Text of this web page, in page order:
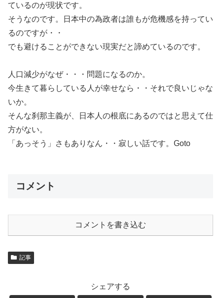
ているのが現状です。
そうなのです。日本中の為政者は誰もが危機感を持ってい
るのですが・・
でも避けることができない現実だと諦めているのです。
人口減少がなぜ・・・問題になるのか。
今生きて暮らしている人が幸せなら・・それで良いじゃな
いか。
そんな刹那主義が、日本人の根底にあるのではと思えて仕
方がない。
「あっそう」さもありなん・・寂しい話です。Goto
コメント
コメントを書き込む
記事
シェアする